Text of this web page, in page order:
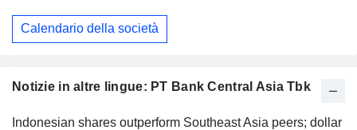
Notizie in altre lingue: PT Bank Central Asia Tbk
Indonesian shares outperform Southeast Asia peers; dollar
Calendario della società